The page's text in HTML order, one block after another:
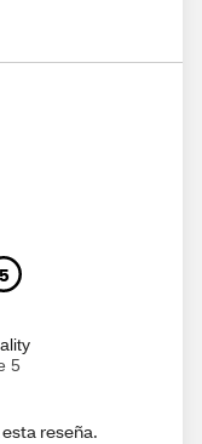
5
5
reseña.